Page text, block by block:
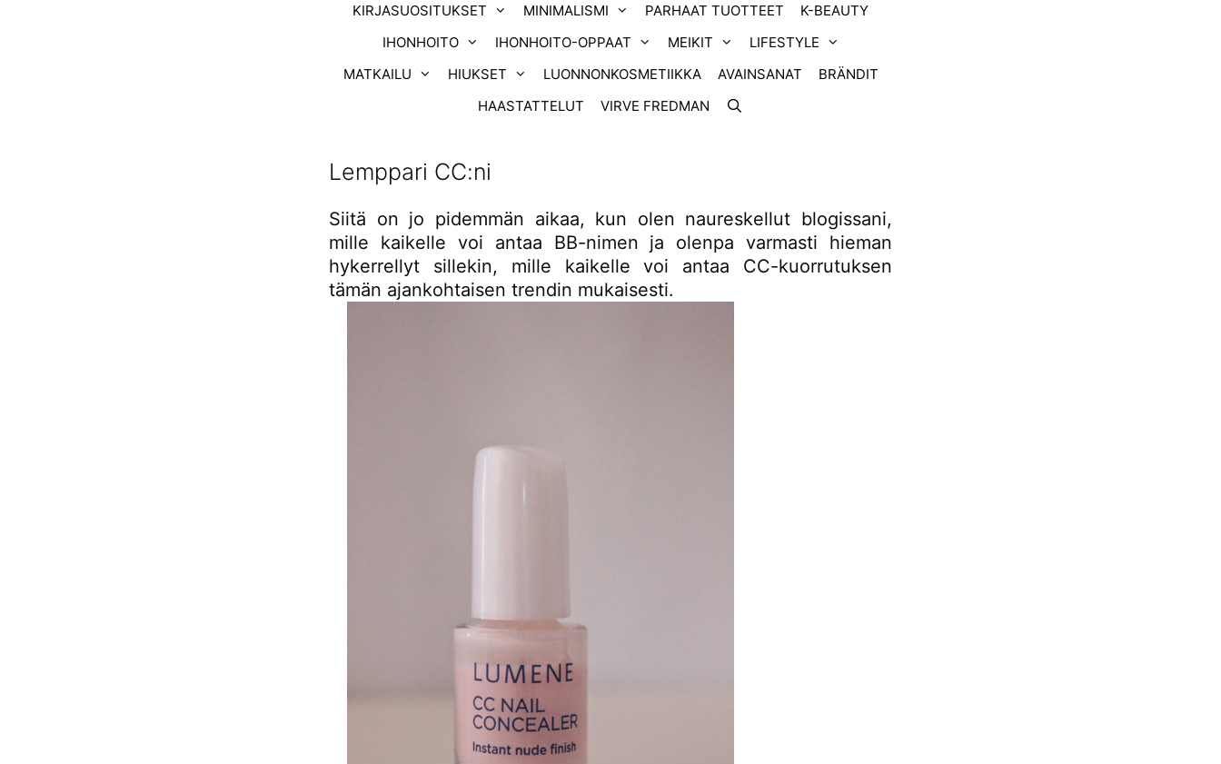
KIRJASUOSITUKSET MINIMALISMI PARHAAT TUOTTEET
K-BEAUTY
IHONHOITO
IHONHOITO-OPPAAT MEIKIT
LIFESTYLE
MATKAILU
HIUKSET LUONNONKOSMETIIKKA AVAINSANAT
BRÄNDIT
HAASTATTELUT
VIRVE FREDMAN
Lemppari CC:ni
Siitä on jo pidemmän aikaa, kun olen naureskellut blogissani,
mille kaikelle voi antaa BB-nimen ja olenpa varmasti hieman
hykerrellyt sillekin, mille kaikelle voi antaa CC-kuorrutuksen
tämän ajankohtaisen trendin mukaisesti.